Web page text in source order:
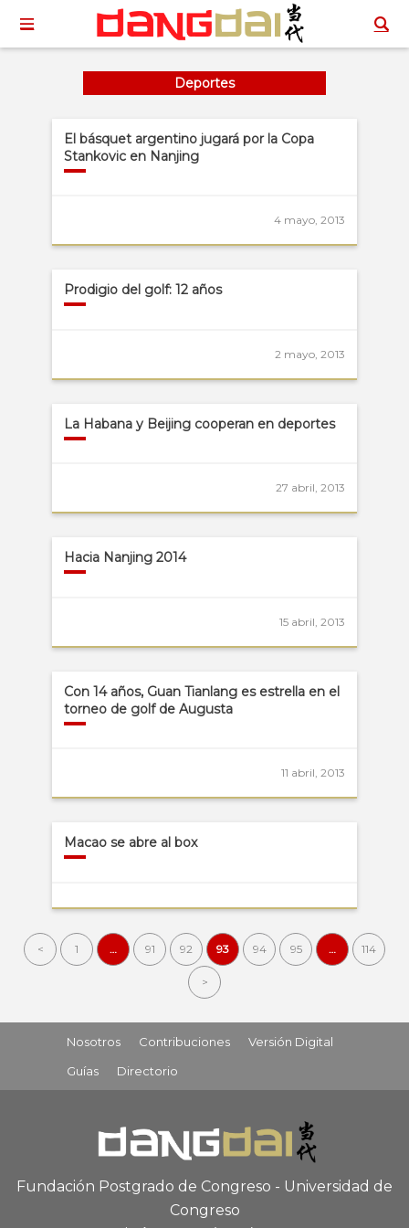
Deportes
El básquet argentino jugará por la Copa
Stankovic en Nanjing
4 mayo, 2013
Prodigio del golf: 12 años
2 mayo, 2013
La Habana y Beijing cooperan en deportes
27 abril, 2013
Hacia Nanjing 2014
15 abril, 2013
Con 14 años, Guan Tianlang es estrella en el
torneo de golf de Augusta
11 abril, 2013
Macao se abre al box
< 1 … 91 92 93 94 95 … 114
>
Nosotros Contribuciones
Versión Digital
Guías
Directorio
Fundación Postgrado de Congreso - Universidad de
Congreso